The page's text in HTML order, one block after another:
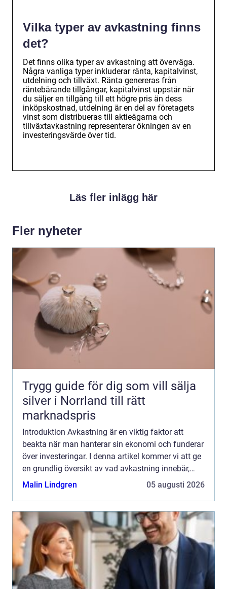
Vilka typer av avkastning finns
det?
Det finns olika typer av avkastning att överväga.
Några vanliga typer inkluderar ränta, kapitalvinst,
utdelning och tillväxt. Ränta genereras från
räntebärande tillgångar, kapitalvinst uppstår när
du säljer en tillgång till ett högre pris än dess
inköpskostnad, utdelning är en del av företagets
vinst som distribueras till aktieägarna och
tillväxtavkastning representerar ökningen av en
investeringsvärde över tid.
Läs fler inlägg här
Fler nyheter
Trygg guide för dig som vill sälja
silver i Norrland till rätt
marknadspris
Introduktion Avkastning är en viktig faktor att
beakta när man hanterar sin ekonomi och funderar
över investeringar. I denna artikel kommer vi att ge
en grundlig översikt av vad avkastning innebär,
vilka olika typer av avkastning som finns, samt hur
Malin Lindgren 05 augusti 2026